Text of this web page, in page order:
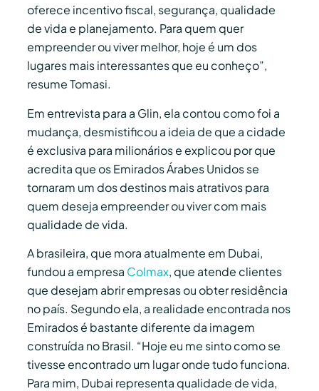
oferece incentivo fiscal, segurança, qualidade
de vida e planejamento. Para quem quer
empreender ou viver melhor, hoje é um dos
lugares mais interessantes que eu conheço”,
resume Tomasi.
Em entrevista para a Glin, ela contou como foi a
mudança, desmistificou a ideia de que a cidade
é exclusiva para milionários e explicou por que
acredita que os Emirados Árabes Unidos se
tornaram um dos destinos mais atrativos para
quem deseja empreender ou viver com mais
qualidade de vida.
A brasileira, que mora atualmente em Dubai,
fundou a empresa Colmax, que atende clientes
que desejam abrir empresas ou obter residência
no país. Segundo ela, a realidade encontrada nos
Emirados é bastante diferente da imagem
construída no Brasil. “Hoje eu me sinto como se
tivesse encontrado um lugar onde tudo funciona.
Para mim, Dubai representa qualidade de vida,